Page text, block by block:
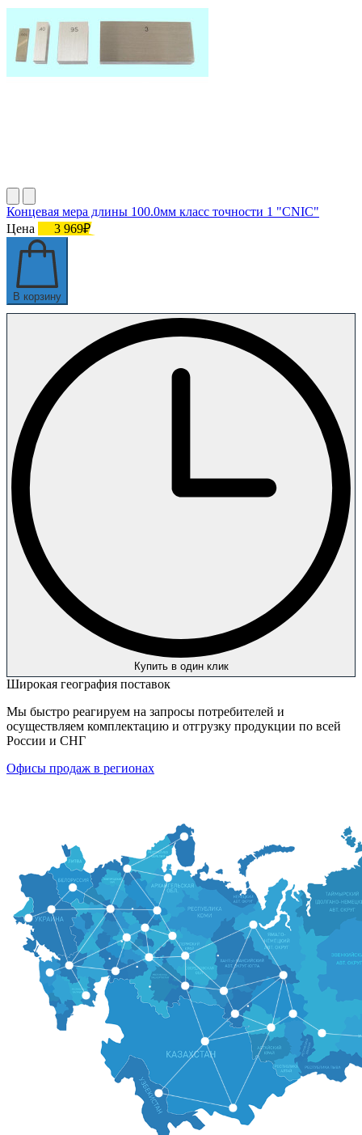
Концевая мера длины 100.0мм класс точности 1 "CNIC"
Цена
3 969₽
В корзину
Купить в один клик
Широкая география поставок
Мы быстро реагируем на запросы потребителей и
осуществляем комплектацию и отгрузку продукции по всей
России и СНГ
Офисы продаж в регионах